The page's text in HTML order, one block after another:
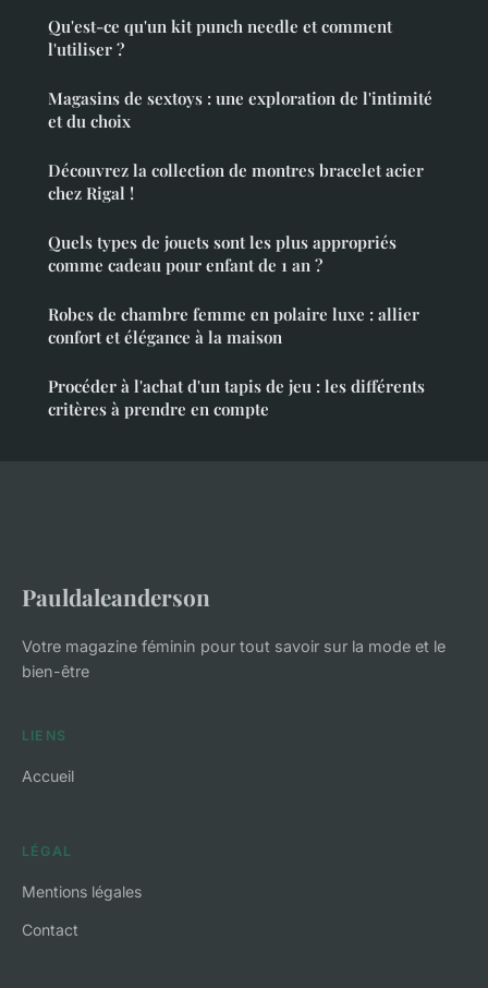
Qu'est-ce qu'un kit punch needle et comment
l'utiliser ?
Magasins de sextoys : une exploration de l'intimité
et du choix
Découvrez la collection de montres bracelet acier
chez Rigal !
Quels types de jouets sont les plus appropriés
comme cadeau pour enfant de 1 an ?
Robes de chambre femme en polaire luxe : allier
confort et élégance à la maison
Procéder à l'achat d'un tapis de jeu : les différents
critères à prendre en compte
Pauldaleanderson
Votre magazine féminin pour tout savoir sur la mode et le
bien-être
LIENS
Accueil
LÉGAL
Mentions légales
Contact